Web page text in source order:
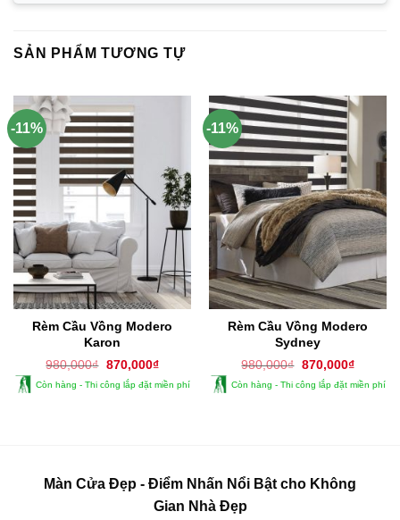
SẢN PHẨM TƯƠNG TỰ
-11%
Rèm Cầu Vồng Modero
Karon
980,000₫ Giá
là:
870,000₫Giá
tại
Còn hàng - Thi công lắp đặt miền phí
-11%
Rèm Cầu Vồng Modero
Sydney
980,000₫ Giá
là:
870,000₫Giá
tại
Còn hàng - Thi công lắp đặt miền phí
Màn Cửa Đẹp - Điểm Nhấn Nổi Bật cho Không
Gian Nhà Đẹp